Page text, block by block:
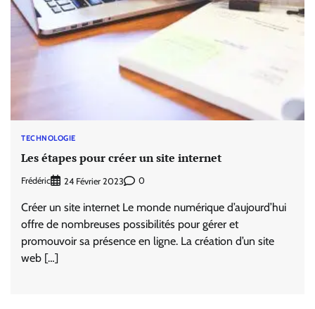
TECHNOLOGIE
Les étapes pour créer un site internet
Frédéric 24 Février 2023 0
Créer un site internet Le monde numérique d’aujourd’hui
offre de nombreuses possibilités pour gérer et
promouvoir sa présence en ligne. La création d’un site
web […]